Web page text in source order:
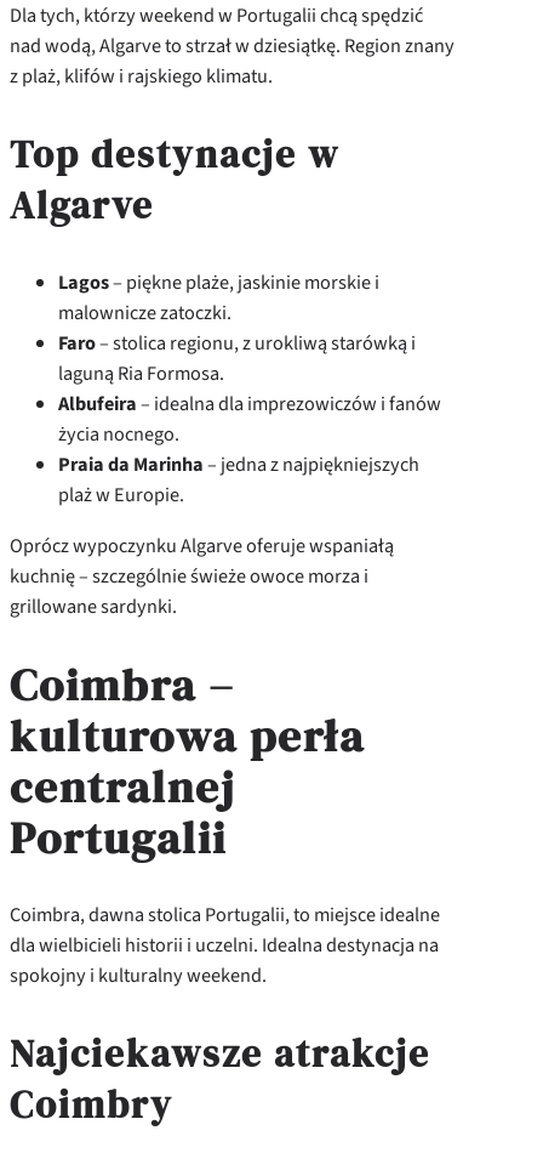
Dla tych, którzy weekend w Portugalii chcą spędzić
nad wodą, Algarve to strzał w dziesiątkę. Region znany
z plaż, klifów i rajskiego klimatu.
Top destynacje w
Algarve
Lagos– piękne plaże, jaskinie morskie i
malownicze zatoczki.
Faro– stolica regionu, z urokliwą starówką i
laguną Ria Formosa.
Albufeira– idealna dla imprezowiczów i fanów
życia nocnego.
Praia da Marinha– jedna z najpiękniejszych
plaż w Europie.
Oprócz wypoczynku Algarve oferuje wspaniałą
kuchnię – szczególnie świeże owoce morza i
grillowane sardynki.
Coimbra –
kulturowa perła
centralnej
Portugalii
Coimbra, dawna stolica Portugalii, to miejsce idealne
dla wielbicieli historii i uczelni. Idealna destynacja na
spokojny i kulturalny weekend.
Najciekawsze atrakcje
Coimbry